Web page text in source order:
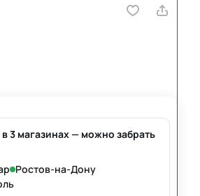
3 магазинах — можно забрать
Ростов-на-Дону